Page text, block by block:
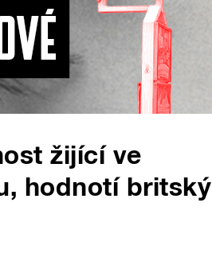
žijící ve
hodnotí britský